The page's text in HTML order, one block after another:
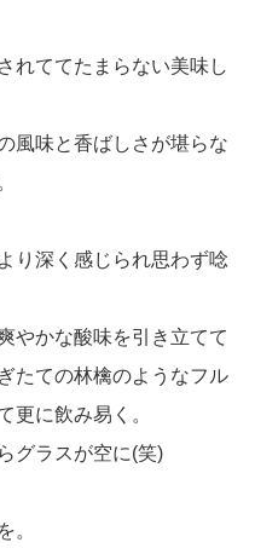
れててたまらない美味し
風味と香ばしさが堪らな
り深く感じられ思わず唸
やかな酸味を引き立てて
たての林檎のようなフル
更に飲み易く。
グラスが空に(笑)
。